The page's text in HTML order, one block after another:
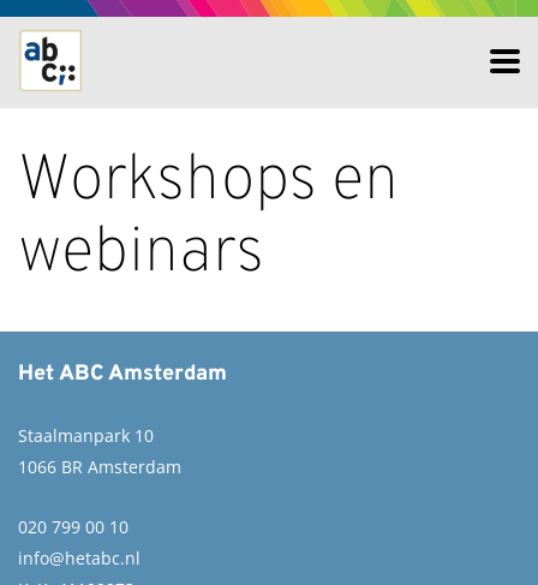
Workshops en
webinars
Het ABC Amsterdam
Staalmanpark 10
1066 BR Amsterdam
020 799 00 10
info@hetabc.nl